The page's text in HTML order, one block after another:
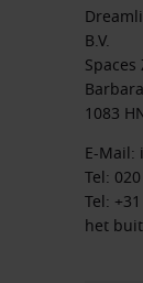
aan de
historische
voor vroege
van bloeiende
tijdens deze
voor lange dagen
B.V.
Spaces
1083
E-Mail:
Tel:
Tel:
het